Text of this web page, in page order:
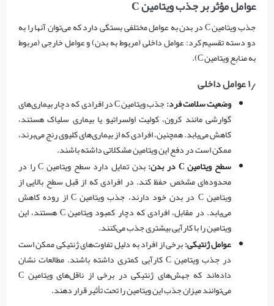
عوامل مؤثر بر جذب ویتامین C
جذب ویتامین C در بدن به عوامل مختلفی بستگی دارد که می‌توان آنها را به
دو دسته تقسیم کرد: عوامل داخلی (مربوط به بدن) و عوامل خارجی (مربوط
به منابع ویتامین C).
۱٫ عوامل داخلی
وضعیت سلامت فرد:
جذب ویتامین C در افرادی که دچار بیماری‌های
گوارشی مانند کرون، کولیت اولسراتیو یا بیماری سلیاک هستند،
کاهش می‌یابد. همچنین، افرادی که از بیماری‌های کلیوی رنج می‌برند،
ممکن است در دفع این ویتامین مشکلاتی داشته باشند.
سطح ویتامین C در بدن:
بدن تمایل دارد سطح ویتامین C را در
محدوده‌ای مشخص حفظ کند. در افرادی که از قبل سطح بالایی از
ویتامین C در بدن خود دارند، جذب ویتامین C از روده کاهش
می‌یابد. در مقابل، افرادی که دچار کمبود ویتامین C هستند، این
ویتامین را با کارآیی بیشتری جذب می‌کنند.
عوامل ژنتیکی:برخی از افراد به دلیل تفاوت‌های ژنتیکی ممکن است
در جذب ویتامین C کارآیی کمتری داشته باشند. مطالعات نشان
داده‌اند که جهش‌های ژنتیکی در برخی از ناقل‌های ویتامین C
می‌توانند میزان جذب این ویتامین را تحت تأثیر قرار دهند.